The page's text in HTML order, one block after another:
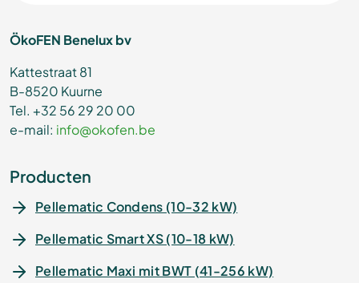
ÖkoFEN Benelux bv
Kattestraat 81
B-8520 Kuurne
Tel. +32 56 29 20 00
e-mail: info@okofen.be
Producten
Pellematic Condens (10-32 kW)
Pellematic Smart XS (10-18 kW)
Pellematic Maxi mit BWT (41-256 kW)